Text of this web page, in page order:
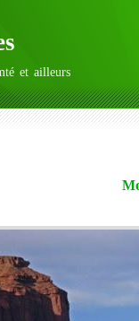
et ailleurs